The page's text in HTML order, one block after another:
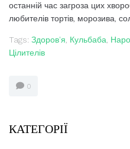
останній час загроза цих
любителів тортів, морозива,
Tags: Здоров'я, Кульбаба,
Цілителів
0
КАТЕГОРІЇ